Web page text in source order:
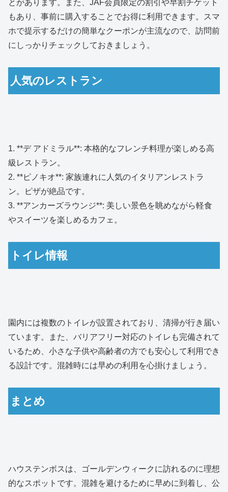
とがあります。また、JAF会員限定の割引や早割チケット
もあり、事前に購入することでお得に利用できます。スマ
ホで提示するだけの簡単なクーポンが主流なので、訪問前
にしっかりチェックしておきましょう。
人気のレストラン
1. **デ アドミラル**: 本格的なフレンチ料理が楽しめる高
級レストラン。
2. **ピノキオ**: 家族連れに人気のイタリアンレストラ
ン。ピザが絶品です。
3. **アンカーズラウンジ**: 美しい景色を眺めながら軽食
やスイーツを楽しめるカフェ。
トイレ情報
園内には複数のトイレが設置されており、清掃が行き届い
ています。また、バリアフリー対応のトイレも完備されて
いるため、小さな子供や高齢者の方でも安心して利用でき
る設計です。混雑時には早めの利用を心掛けましょう。
まとめ
ハウステンボスは、ゴールデンウィークに訪れるのに理想
的なスポットです。混雑を避けるために早めに到着し、公